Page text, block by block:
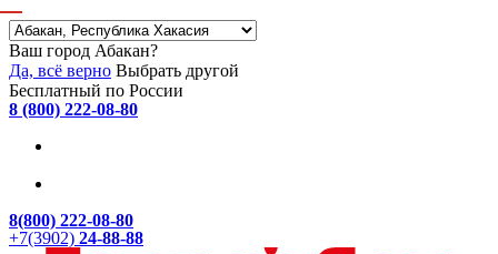
Ваш город Абакан?
Да, всё верно Выбрать другой
Бесплатный по России
8 (800) 222-08-80
8(800) 222-08-80
+7(3902) 24-88-88